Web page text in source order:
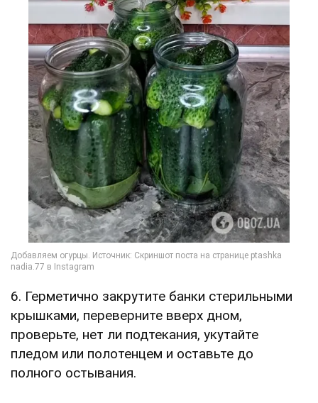
6. Герметично закрутите банки стерильными
крышками, переверните вверх дном,
проверьте, нет ли подтекания, укутайте
пледом или полотенцем и оставьте до
полного остывания.